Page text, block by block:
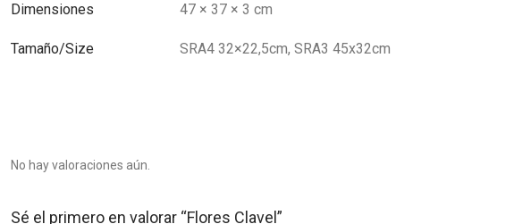
Dimensiones 47 × 37 × 3 cm
Tamaño/Size SRA4 32×22,5cm, SRA3 45x32cm
No hay valoraciones aún.
Sé el primero en valorar “Flores Clavel”